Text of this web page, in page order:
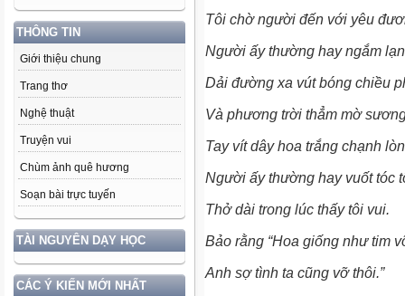
THÔNG TIN
Giới thiệu chung
Trang thơ
Nghệ thuật
Truyện vui
Chùm ảnh quê hương
Soạn bài trực tuyến
TÀI NGUYÊN DẠY HỌC
CÁC Ý KIẾN MỚI NHẤT
Tôi chờ người đến với yêu
Người ấy thường hay ngắm
Dải đường xa vút bóng chiều
Và phương trời thẳm mờ
Tay vít dây hoa trắng chạnh
Người ấy thường hay vuốt tóc
Thở dài trong lúc thấy tôi vui.
Bảo rằng “Hoa giống như tim
Anh sợ tình ta cũng vỡ thôi.”